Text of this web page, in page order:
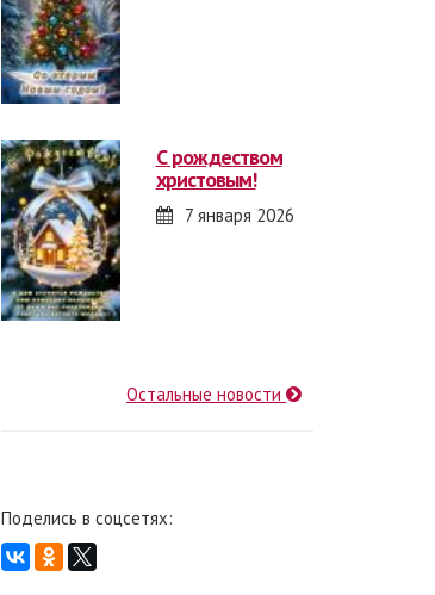
с рождеством
христовым!
7 января 2026
Остальные новости
Поделись в соцсетях: